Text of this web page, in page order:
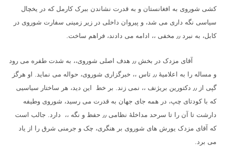
کشی شوروی به افغانستان و به قدرت نشاندن ببرک کارمل که در یخچال
سیاسی نگه داری می شد، و پیروان داخلی در زیر زمینی سفارت شوروی در
کابل، به نبرد ٫٫ مخفی ،، ادامه می دادند، فراهم ساخت.
آقای مزدک در بخش ٫٫ هدف اصلی شوروی،، به شدت طفره می رود
و مساله را به اعلامیهٔ ٫٫ تاس ،، خبرگزاری شوروی، حواله می نماید. او هرگز
گپی از ٫٫ دکتورین بریژنف ،، نمی زند. بر خط این دید، هر ساختار سیاسیی
که با کودتای چپ، در همه جای جهان به قدرت می رسید، شوروی وطیفه
دارشت تا آن را تا سرحد مداخلهٔ نظامی ٫٫ حفظ و نگه ،، دارد. جالب است
که آقای مزدک یورش های شوروی بر هنگری، چک و جرمنی شرق را از یاد
می برد.